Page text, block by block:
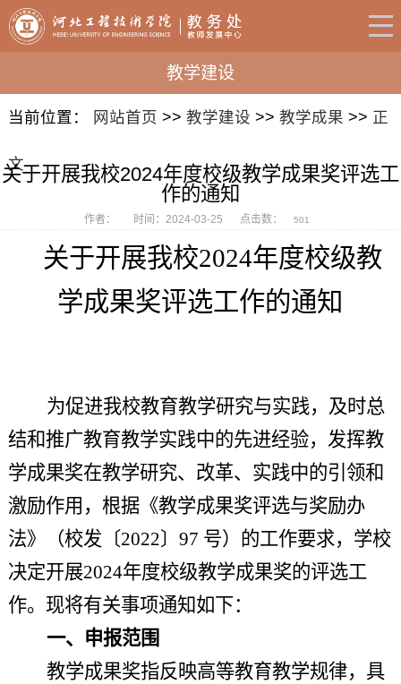
教学建设
当前位置： 网站首页 >> 教学建设 >> 教学成果 >> 正
文
关于开展我校2024年度校级教学成果奖评选工
作的通知
作者： 时间：2024-03-25 点击数： 501
关于开展我校2024年度校级教
学成果奖评选工作的通知
为促进我校教育教学研究与实践，及时总
结和推广教育教学实践中的先进经验，发挥教
学成果奖在教学研究、改革、实践中的引领和
激励作用 ， 根据《教学成果奖评选与奖励办
法》（校发〔2022〕97 号）的工作要求，学校
决定开展2024年度校级教学成果奖的评选工
作。现将有关事项通知如下：
一、 申报范围
教学成果奖指反映高等教育教学规律，具